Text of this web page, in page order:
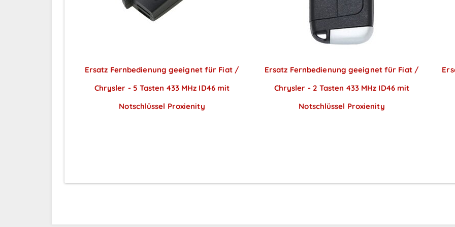
Ersatz Fernbedienung geeignet für Fiat /
Chrysler - 5 Tasten 433 MHz ID46 mit
Notschlüssel Proxienity
Ersatz Fernbedienung geeignet für Fiat /
Chrysler - 2 Tasten 433 MHz ID46 mit
Notschlüssel Proxienity